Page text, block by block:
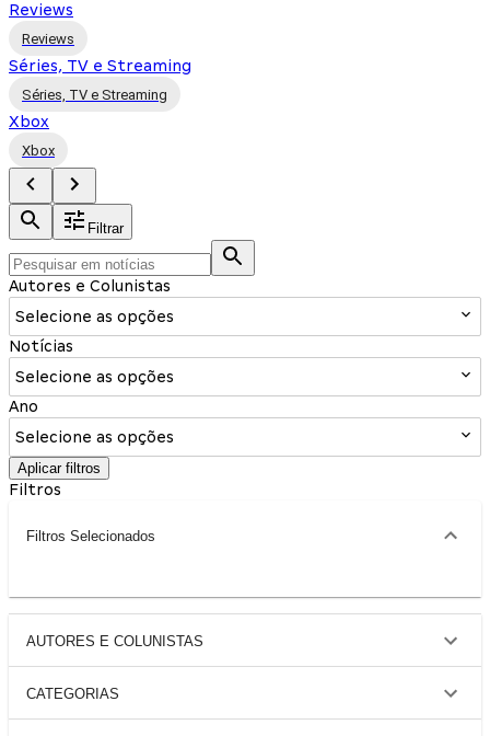
Reviews
Reviews
Séries, TV e Streaming
Séries, TV e Streaming
Xbox
Xbox
Filtrar
Autores e Colunistas
Selecione as opções
Notícias
Selecione as opções
Ano
Selecione as opções
Aplicar filtros
Filtros
Filtros Selecionados
AUTORES E COLUNISTAS
CATEGORIAS